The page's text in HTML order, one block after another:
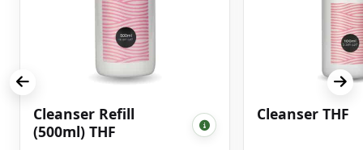
Cleanser Refill
(500ml) THF
Cleanser THF